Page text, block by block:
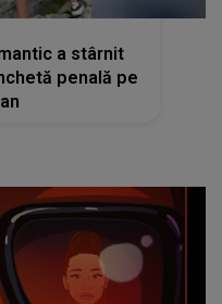
a stârnit
penală pe